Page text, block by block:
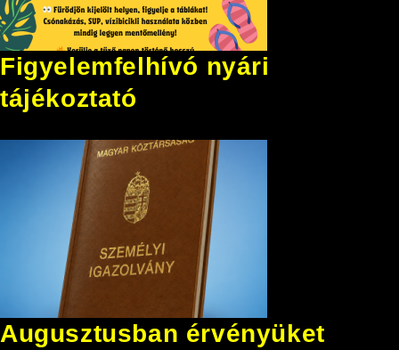
Figyelemfelhívó nyári
tájékoztató
Augusztusban érvényüket